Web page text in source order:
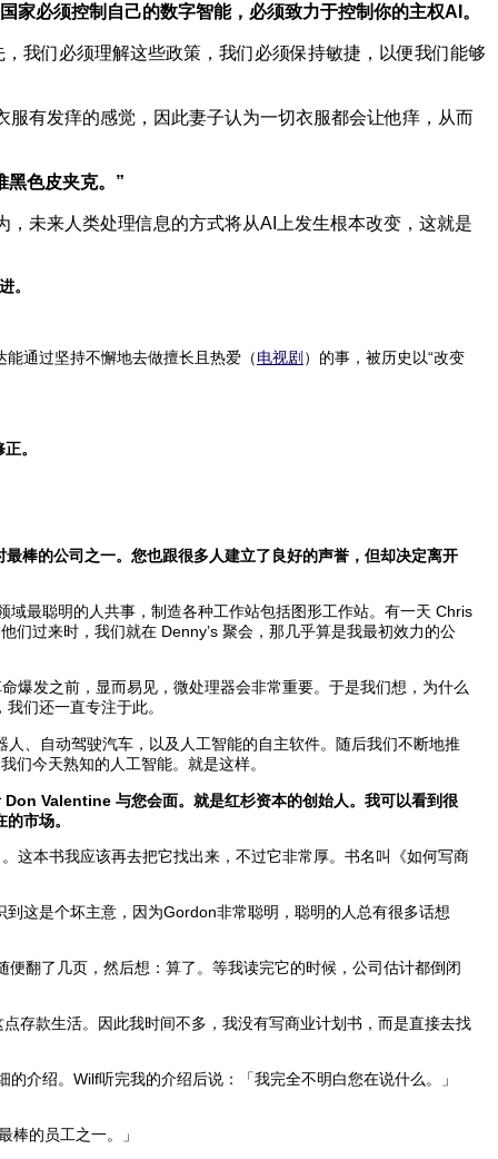
家必须控制自己的数字智能，必须致力于控制你的主权AI。
们必须理解这些政策，我们必须保持敏捷，以便我们能够
有发痒的感觉，因此妻子认为一切衣服都会让他痒，从而
黑色皮夹克。”
未来人类处理信息的方式将从AI上发生根本改变，这就是
。
能通过坚持不懈地去做擅长且热爱（电视剧 ）的事，被历史以“改变
。
棒的公司之一。您也跟很多人建立了良好的声誉，但却决定离开
最聪明的人共事，制造各种工作站包括图形工作站。有一天 Chris
过来时，我们就在 Denny’s 聚会，那几乎算是我最初效力的公
发之前，显而易见，微处理器会非常重要。于是我们想，为什么
们还一直专注于此。
、自动驾驶汽车，以及人工智能的自主软件。随后我们不断地推
们今天熟知的人工智能。就是这样。
Valentine 与您会面。就是红杉资本的创始人。我可以看到很
市场。
本书我应该再去把它找出来，不过它非常厚。书名叫《如何写商
这是个坏主意，因为Gordon非常聪明，聪明的人总有很多话想
翻了几页，然后想：算了。等我读完它的时候，公司估计都倒闭
款生活。因此我时间不多，我没有写商业计划书，而是直接去找
绍。Wilf听完我的介绍后说：「我完全不明白您在说什么。」
的员工之一。」